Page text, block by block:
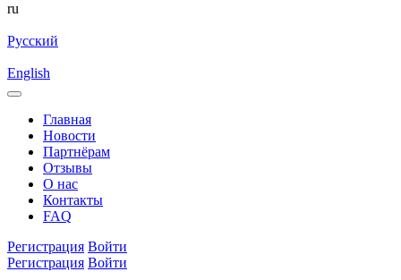
ru
Русский
English
Главная
Новости
Партнёрам
Отзывы
О нас
Контакты
FAQ
Регистрация Войти
Регистрация Войти